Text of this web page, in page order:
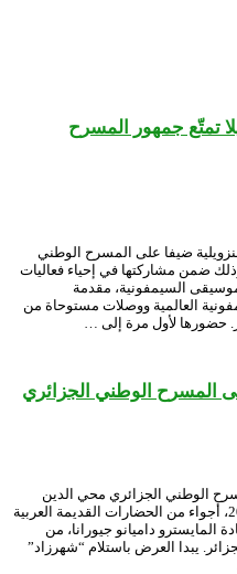
تمتّع جمهور المسرح
ضيفا على المسرح الوطني
سهرة يوم الجمعة 17 ماي 2024 وذلك ضمن مشاركتها في إحياء فعاليات
للموسيقى السيمفونية، مقدمة
العالمية ووصلات مستوحاة من
حضورها لأول مرة إلى …
المسرح الوطني الجزائري
الوطني الجزائري محي الدين
بشطارزي، سهرة يوم الخميس 23 ماي 2024، أجواء من الحضارات القديمة العربية
المايسترو داميانو جيورانا، من
يبدا العرض باستلام “شهرزاد”